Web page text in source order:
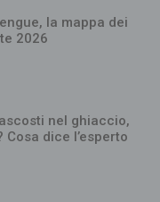
la mappa dei
2026
nel ghiaccio,
dice l’esperto